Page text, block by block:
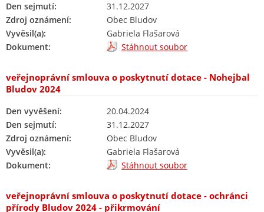
Den sejmutí:
31.12.2027
Zdroj oznámení:
Obec Bludov
Vyvěsil(a):
Gabriela Flašarová
Dokument:
Stáhnout soubor
veřejnoprávní smlouva o poskytnutí dotace - Nohejbal
Bludov 2024
Den vyvěšení:
20.04.2024
Den sejmutí:
31.12.2027
Zdroj oznámení:
Obec Bludov
Vyvěsil(a):
Gabriela Flašarová
Dokument:
Stáhnout soubor
veřejnoprávní smlouva o poskytnutí dotace - ochránci
přírody Bludov 2024 - přikrmování